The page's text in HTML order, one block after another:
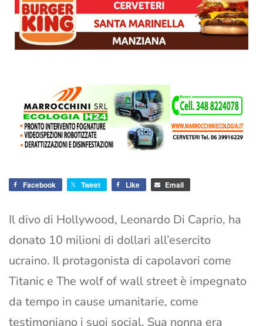
Facebook Tweet Like Email
Il divo di Hollywood, Leonardo Di Caprio, ha
donato 10 milioni di dollari all’esercito
ucraino. Il protagonista di capolavori come
Titanic e The wolf of wall street è impegnato
da tempo in cause umanitarie, come
testimoniano i suoi social. Sua nonna era